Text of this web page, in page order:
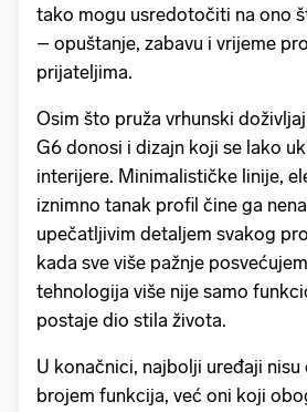
tako mogu usredotočiti na ono
– opuštanje, zabavu i vrijeme
prijateljima.
Osim što pruža vrhunski
G6 donosi i dizajn koji se lako
interijere. Minimalističke linije,
iznimno tanak profil čine ga
upečatljivim detaljem svakog
kada sve više pažnje
tehnologija više nije samo
postaje dio stila života.
U konačnici, najbolji uređaji
brojem funkcija, već oni koji